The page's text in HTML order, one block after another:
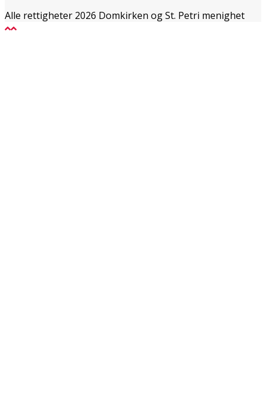
Alle rettigheter 2026 Domkirken og St. Petri menighet